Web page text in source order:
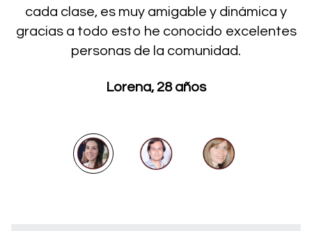
cada clase, es muy amigable y dinámica y
gracias a todo esto he conocido excelentes
personas de la comunidad.
Lorena, 28 años